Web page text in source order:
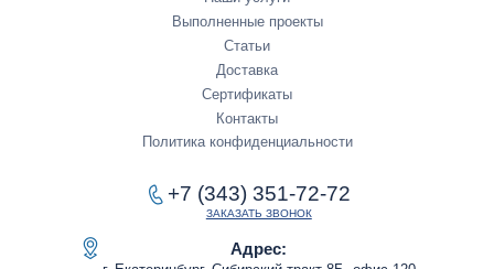
Выполненные проекты
Статьи
Доставка
Сертификаты
Контакты
Политика конфиденциальности
+7 (343) 351-72-72
ЗАКАЗАТЬ ЗВОНОК
Адрес: